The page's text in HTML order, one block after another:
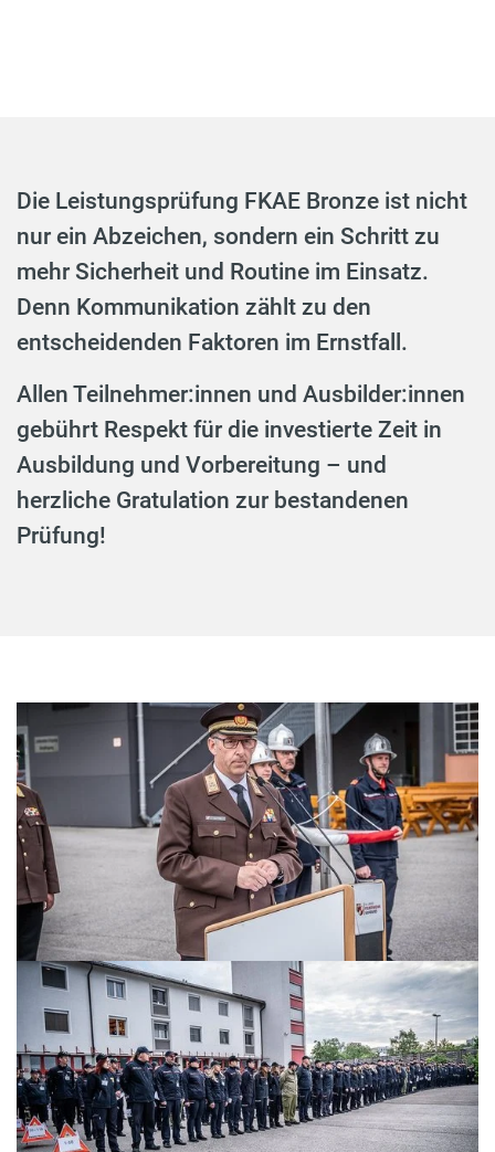
Die Leistungsprüfung FKAE Bronze ist nicht
nur ein Abzeichen, sondern ein Schritt zu
mehr Sicherheit und Routine im Einsatz.
Denn Kommunikation zählt zu den
entscheidenden Faktoren im Ernstfall.
Allen Teilnehmer:innen und Ausbilder:innen
gebührt Respekt für die investierte Zeit in
Ausbildung und Vorbereitung – und
herzliche Gratulation zur bestandenen
Prüfung!